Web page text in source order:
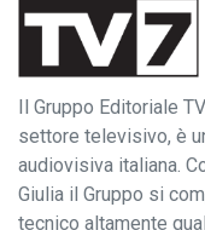
Il Gruppo Editoriale
settore televisivo, è
audiovisiva italiana.
Giulia il Gruppo si
tecnico altamente